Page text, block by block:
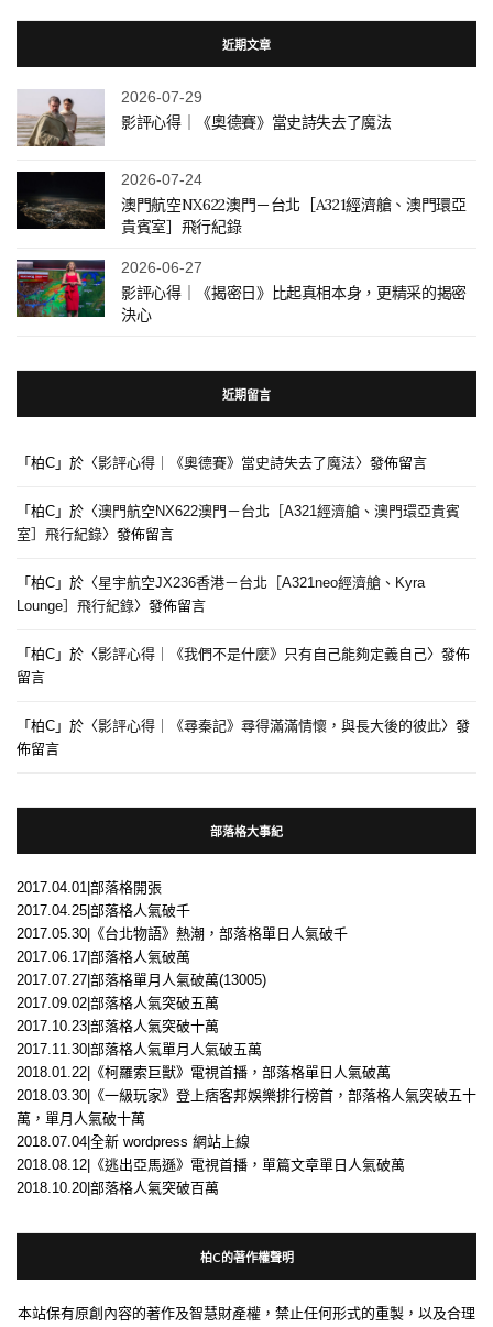
近期文章
2026-07-29
影評心得｜《奧德賽》當史詩失去了魔法
2026-07-24
澳門航空NX622澳門－台北［A321經濟艙、澳門環亞
貴賓室］飛行紀錄
2026-06-27
影評心得｜《揭密日》比起真相本身，更精采的揭密
決心
近期留言
「柏C 」於〈影評心得｜《奧德賽》當史詩失去了魔法〉發佈留言
「柏C 」於〈澳門航空NX622澳門－台北［A321經濟艙、澳門環亞貴賓
室］飛行紀錄〉發佈留言
「柏C 」於〈星宇航空JX236香港－台北［A321neo經濟艙、Kyra
Lounge］飛行紀錄〉發佈留言
「柏C 」於〈影評心得｜《我們不是什麼》只有自己能夠定義自己〉發佈
留言
「柏C 」於〈影評心得｜《尋秦記》尋得滿滿情懷，與長大後的彼此〉發
佈留言
部落格大事紀
2017.04.01|部落格開張
2017.04.25|部落格人氣破千
2017.05.30|《台北物語》熱潮，部落格單日人氣破千
2017.06.17|部落格人氣破萬
2017.07.27|部落格單月人氣破萬(13005)
2017.09.02|部落格人氣突破五萬
2017.10.23|部落格人氣突破十萬
2017.11.30|部落格人氣單月人氣破五萬
2018.01.22|《柯羅索巨獸》電視首播，部落格單日人氣破萬
2018.03.30|《一級玩家》登上痞客邦娛樂排行榜首，部落格人氣突破五十
萬，單月人氣破十萬
2018.07.04|全新 wordpress 網站上線
2018.08.12|《逃出亞馬遜》電視首播，單篇文章單日人氣破萬
2018.10.20|部落格人氣突破百萬
柏C的著作權聲明
本站保有原創內容的著作及智慧財產權，禁止任何形式的重製，以及合理